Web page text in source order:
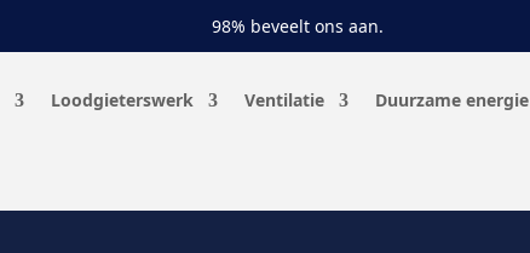
98% beveelt ons aan.
Loodgieterswerk Ventilatie Duurzame energie